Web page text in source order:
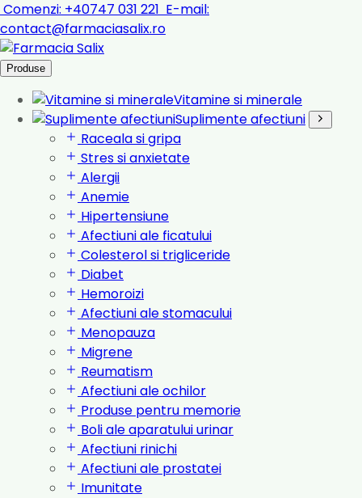
Comenzi: +40747 031 221 E-mail:
contact@farmaciasalix.ro
Produse
Vitamine si minerale
Suplimente afectiuni
Raceala si gripa
Stres si anxietate
Alergii
Anemie
Hipertensiune
Afectiuni ale ficatului
Colesterol si trigliceride
Diabet
Hemoroizi
Afectiuni ale stomacului
Menopauza
Migrene
Reumatism
Afectiuni ale ochilor
Produse pentru memorie
Boli ale aparatului urinar
Afectiuni rinichi
Afectiuni ale prostatei
Imunitate